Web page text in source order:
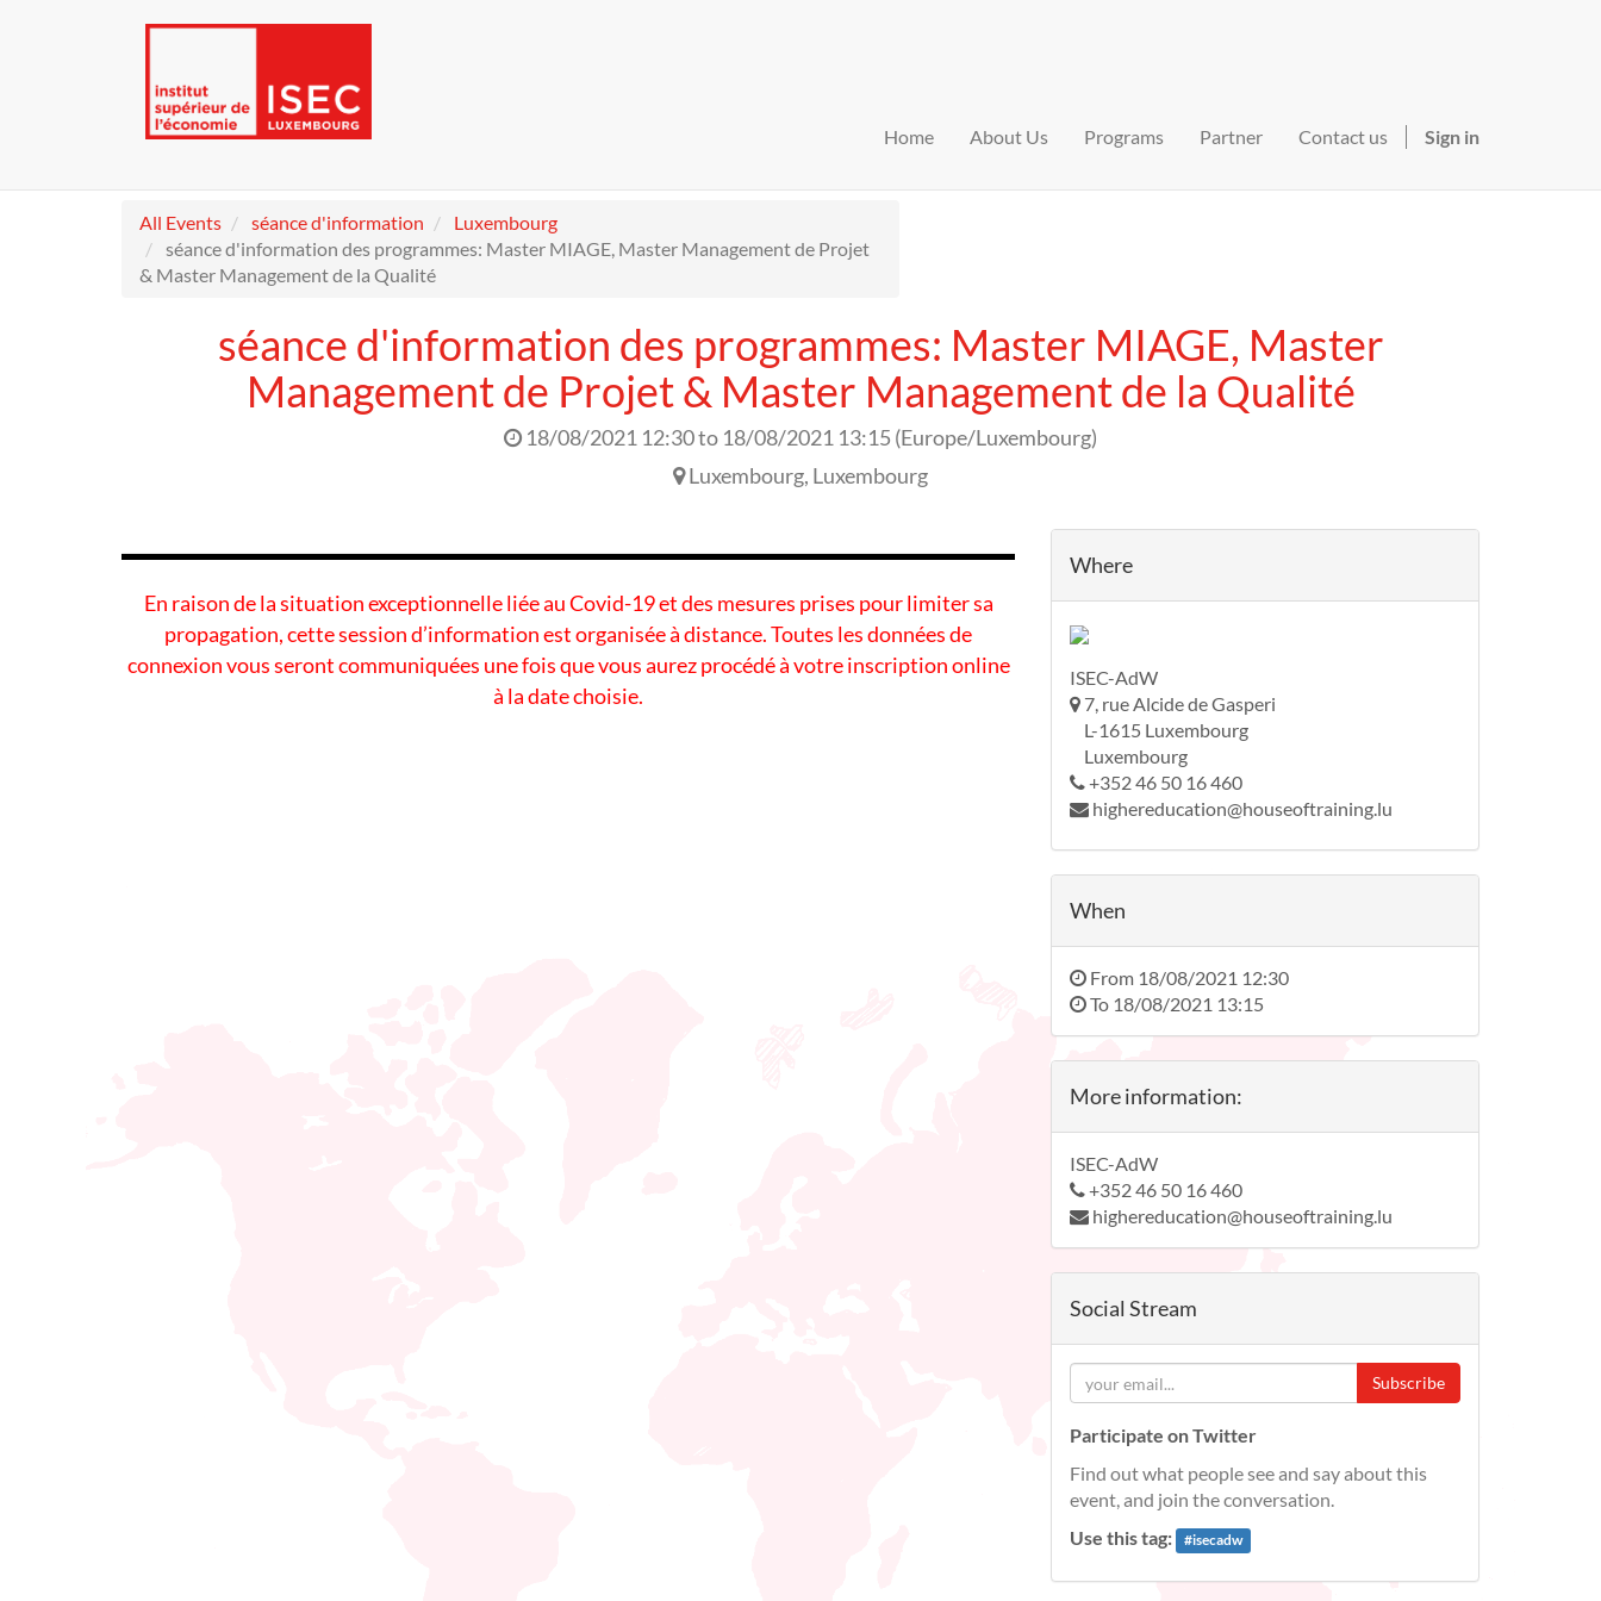
Home About Us Programs Partner Contact us Sign in
All Events séance d'information
Luxembourg
séance d'information des programmes: Master MIAGE, Master Management de Projet
& Master Management de la Qualité
séance d'information des programmes: Master MIAGE, Master
Management de Projet & Master Management de la Qualité
18/08/2021 12:30to 18/08/2021 13:15(Europe/Luxembourg)
Luxembourg, Luxembourg
En raison de la situation exceptionnelle liée au Covid-19 et des mesures prises pour limiter sa
propagation, cette session d’information est organisée à distance. Toutes les données de
connexion vous seront communiquées une fois que vous aurez procédé à votre inscription online
à la date choisie.
Where
ISEC-AdW
7, rue Alcide de Gasperi
L-1615 Luxembourg
Luxembourg
+352 46 50 16 460
highereducation@houseoftraining.lu
When
From 18/08/2021 12:30
To 18/08/2021 13:15
More information:
ISEC-AdW
+352 46 50 16 460
highereducation@houseoftraining.lu
Social Stream
Subscribe
Participate on Twitter
Find out what people see and say about this
event, and join the conversation.
Use this tag:
#isecadw